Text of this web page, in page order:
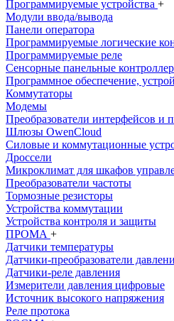
Программируемые устройства +
Модули ввода/вывода
Панели оператора
Программируемые логические
Программируемые реле
Сенсорные панельные
Программное обеспечение,
Коммутаторы
Модемы
Преобразователи интерфейсов и
Шлюзы OwenCloud
Силовые и коммутационные
Дроссели
Микроклимат для шкафов
Преобразователи частоты
Тормозные резисторы
Устройства коммутации
Устройства контроля и защиты
ПРОМА +
Датчики температуры
Датчики-преобразователи
Датчики-реле давления
Измерители давления цифровые
Источник высокого напряжения
Реле протока